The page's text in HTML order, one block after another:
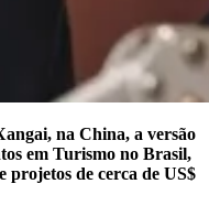
na China, a versão
em Turismo no Brasil,
projetos de cerca de US$